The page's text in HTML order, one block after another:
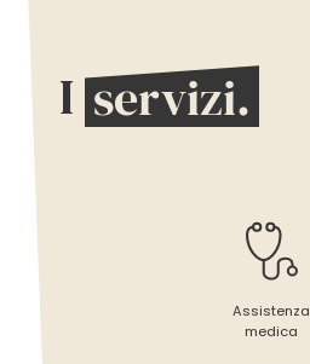
Iservizi.
Assistenza
medica